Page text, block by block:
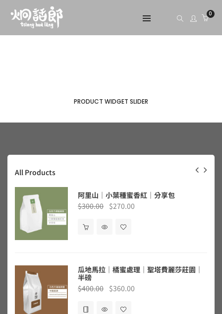
0
PRODUCT WIDGET SLIDER
All Products
阿里山｜小葉種蜜香紅｜分享包
$300.00 $270.00
瓜地馬拉｜橘蜜處理｜聖塔費麗莎莊園｜
半磅
$400.00 $360.00